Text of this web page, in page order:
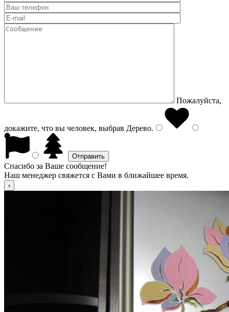
Пожалуйста,
докажите, что вы человек, выбрав Дерево.
Спасибо за Ваше сообщение!
Наш менеджер свяжется с Вами в ближайшее время.